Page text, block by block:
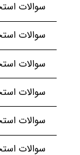
سوالات
سوالات
سوالات
سوالات
سوالات
سوالات